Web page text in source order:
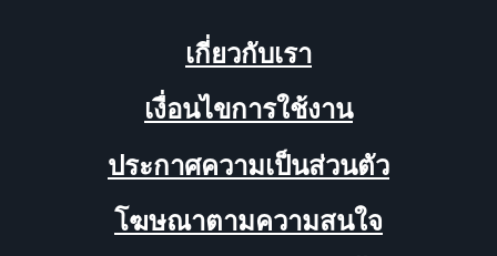
เกี่ยวกับเรา
เงื่อนไขการใช้งาน
ประกาศความเป็นส่วนตัว
โฆษณาตามความสนใจ